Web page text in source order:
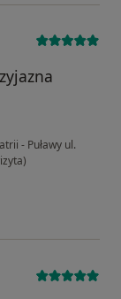
- Puławy ul.